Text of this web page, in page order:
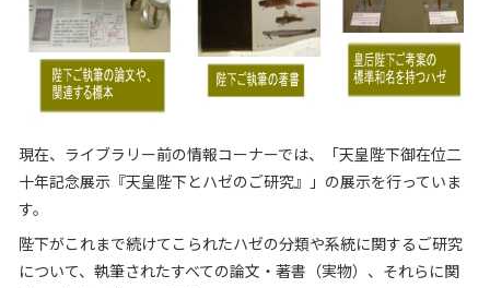
現在、ライブラリー前の情報コーナーでは、「天皇陛下御在位二
十年記念展示『天皇陛下とハゼのご研究』」の展示を行っていま
す。
陛下がこれまで続けてこられたハゼの分類や系統に関するご研究
について、執筆されたすべての論文・著書（実物）、それらに関